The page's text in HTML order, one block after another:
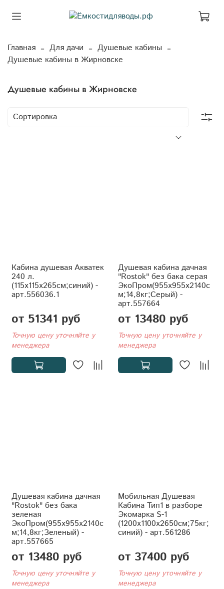
Главная Для дачи
Душевые кабины
Душевые кабины в Жирновске
Душевые кабины в Жирновске
Кабина душевая Акватек
240 л.
(115x115x265см;синий) -
арт.556036.1
от 51341 руб
Точную цену уточняйте у
менеджера
Душевая кабина дачная
"Rostok" без бака серая
ЭкоПром(955x955x2140с
м;14,8кг;Серый) -
арт.557664
от 13480 руб
Точную цену уточняйте у
менеджера
Душевая кабина дачная
"Rostok" без бака
зеленая
ЭкоПром(955x955x2140с
м;14,8кг;Зеленый) -
арт.557665
от 13480 руб
Точную цену уточняйте у
менеджера
Мобильная Душевая
Кабина Тип1 в разборе
Экомарка S-1
(1200x1100x2650см;75кг;
синий) - арт.561286
от 37400 руб
Точную цену уточняйте у
менеджера